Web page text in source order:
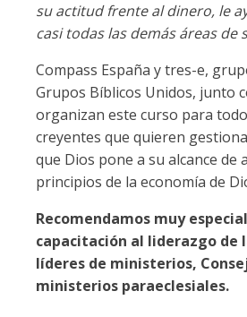
su actitud frente al dinero, le
casi todas las demás áreas de
Compass España y tres-e,
Grupos Bíblicos Unidos, junto
organizan este curso para
creyentes que quieren
que Dios pone a su alcance de
principios de la economía de
Recomendamos muy
capacitación al liderazgo de
líderes de ministerios,
ministerios paraeclesiales.